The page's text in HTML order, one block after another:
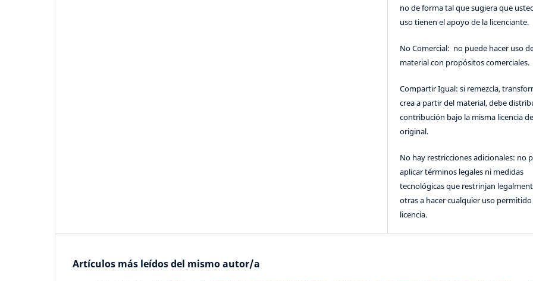
no de forma tal que sugiera que
uso tienen el apoyo de la licenciante.
No Comercial: no puede hacer uso
material con propósitos comerciales.
Compartir Igual: si remezcla,
crea a partir del material, debe
contribución bajo la misma licencia
original.
No hay restricciones adicionales: no
aplicar términos legales ni medidas
tecnológicas que restrinjan
otras a hacer cualquier uso
licencia.
Artículos más leídos del mismo autor/a